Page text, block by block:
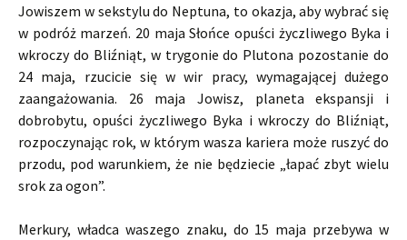
Jowiszem w sekstylu do Neptuna, to okazja, aby wybrać się
w podróż marzeń. 20 maja Słońce opuści życzliwego Byka i
wkroczy do Bliźniąt, w trygonie do Plutona pozostanie do
24 maja, rzucicie się w wir pracy, wymagającej dużego
zaangażowania. 26 maja Jowisz, planeta ekspansji i
dobrobytu, opuści życzliwego Byka i wkroczy do Bliźniąt,
rozpoczynając rok, w którym wasza kariera może ruszyć do
przodu, pod warunkiem, że nie będziecie „łapać zbyt wielu
srok za ogon”.
Merkury, władca waszego znaku, do 15 maja przebywa w